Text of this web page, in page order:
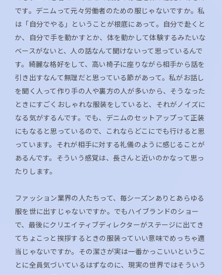
です。デニムって元々労働者のための服じゃないですか。私
は「自分でやる」ということが根底にあって。自分で赴くと
か、自分で手を動かすとか、体を動かして体験するみたいな
ベースがないと、人の話なんて聞けないって思っているんで
す。綺麗な格好をして、高い椅子に座りながら相手から話を
引き出すなんて無理だと思っている節があって。私がお話し
を聞く人って作り手の人や裏方の人が多いから、そうなった
ときにすごくおしゃれな服装をしていると、それがノイズに
なる気がするんです。でも、デニムのセットアップって正装
にもなると思っているので、これならどこにでも行けると思
っています。それが相手に対する礼儀のように感じることが
あるんです。そういう感覚は、長さんと近いのかなって思っ
たりします。
ファッション業界の人たちって、毎シーズンありとあらゆる
服を世に出すじゃないですか。でもハイブランドのショー
で、最後にクリエイティブディレクターがステージに出てき
てちょこっと挨拶するときの服装っていい意味でめっちゃ適
当じゃないですか。その潔さが実は一番かっこいいというこ
とに全員気づいているはずなのに、現実の世界ではそういう